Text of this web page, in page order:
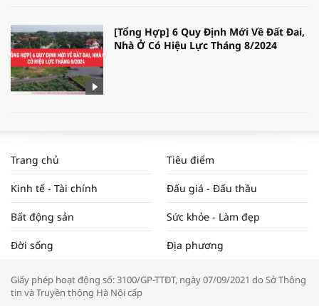
[Tổng Hợp] 6 Quy Định Mới Về Đất Đai,
Nhà Ở Có Hiệu Lực Tháng 8/2024
NAM NĂM 2024 VÀ NĂM 2025 | NHỊP
ĐẬP THỊ TRƯỜNG #62
Tọa đàm “Xúc tiến thương mại: Khơi
Trang chủ Tiêu điểm
Kinh tế - Tài chính Đấu giá - Đấu thầu
Bất động sản Sức khỏe - Làm đẹp
Đời sống Địa phương
Giấy phép hoạt động số: 3100/GP-TTĐT, ngày 07/09/2021 do Sở Thông
tin và Truyền thông Hà Nội cấp